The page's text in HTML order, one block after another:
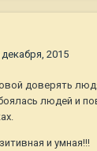
декабря, 2015
доверять
людей и
и умная!!!